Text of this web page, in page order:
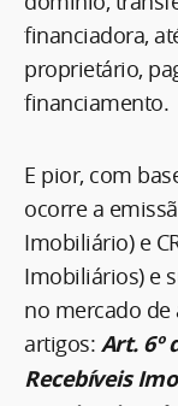
financiadora,
proprietário,
financiamento.
E pior, com
ocorre a
Imobiliário) e
Imobiliários) e
no mercado de
artigos: Art. 6º
Recebíveis